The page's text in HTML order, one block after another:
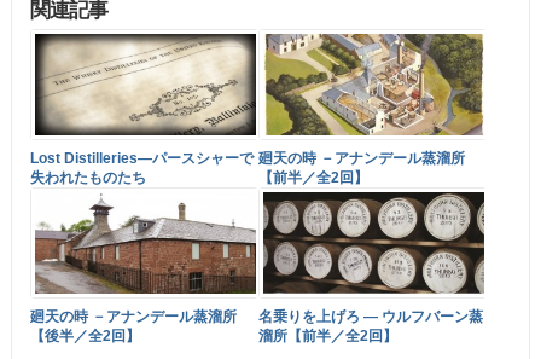
関連記事
Lost Distilleries―パースシャーで
失われたものたち
廻天の時 －アナンデール蒸溜所
【前半／全2回】
廻天の時 －アナンデール蒸溜所
【後半／全2回】
名乗りを上げろ ― ウルフバーン蒸
溜所【前半／全2回】